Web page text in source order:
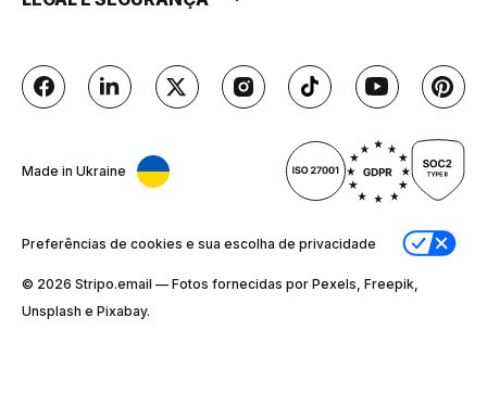
Made in Ukraine
Preferências de cookies e sua escolha de privacidade
© 2026 Stripо.email — Fotos fornecidas por Pexels, Freepik,
Unsplash e Pixabay.